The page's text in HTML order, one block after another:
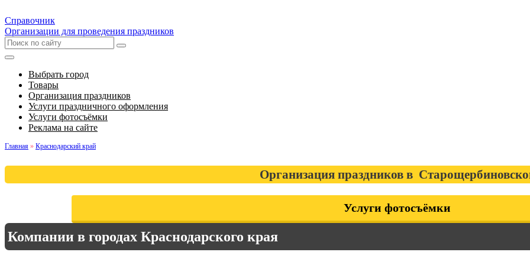
Справочник
Организации для проведения праздников
Выбрать город
Товары
Организация праздников
Услуги праздничного оформления
Услуги фотосъёмки
Реклама на сайте
Главная » Краснодарский край
Организация праздников в
Услуги фотосъёмки
Компании в городах Краснодарского края